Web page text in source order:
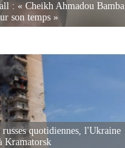
: « Cheikh Ahmadou Bamba
son temps »
russes quotidiennes, l'Ukraine
Kramatorsk